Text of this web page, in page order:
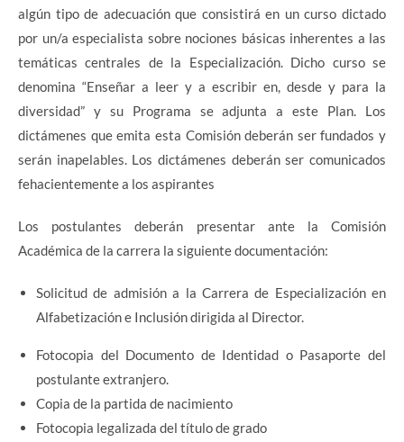
algún tipo de adecuación que consistirá en un curso dictado
por un/a especialista sobre nociones básicas inherentes a las
temáticas centrales de la Especialización. Dicho curso se
denomina “Enseñar a leer y a escribir en, desde y para la
diversidad” y su Programa se adjunta a este Plan. Los
dictámenes que emita esta Comisión deberán ser fundados y
serán inapelables. Los dictámenes deberán ser comunicados
fehacientemente a los aspirantes
Los postulantes deberán presentar ante la Comisión
Académica de la carrera la siguiente documentación:
Solicitud de admisión a la Carrera de Especialización en
Alfabetización e Inclusión dirigida al Director.
Fotocopia del Documento de Identidad o Pasaporte del
postulante extranjero.
Copia de la partida de nacimiento
Fotocopia legalizada del título de grado